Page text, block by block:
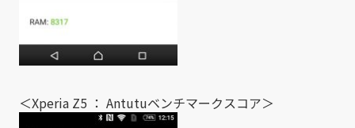
＜Xperia Z5 ： Antutuベンチマークスコア＞